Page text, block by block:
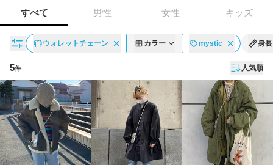
すべて 男性 女性 キッズ
ウォレットチェーン カラー mystic 身長
5件 人気順
コーディネート一覧